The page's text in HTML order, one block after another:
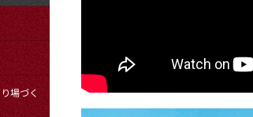
場づく